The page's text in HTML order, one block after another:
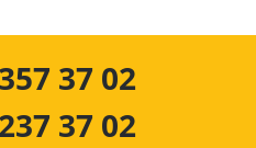
37 02
37 02